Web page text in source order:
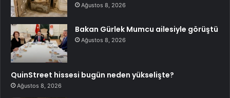
Ağustos 8, 2026
Bakan Gürlek Mumcu ailesiyle görüştü
Ağustos 8, 2026
QuinStreet hissesi bugün neden yükselişte?
Ağustos 8, 2026